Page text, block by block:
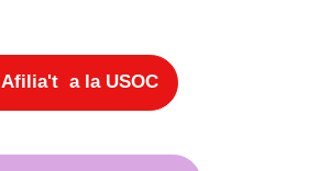
Afilia't a la USOC